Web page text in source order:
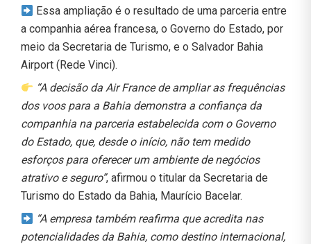
Essa ampliação é o resultado de uma parceria entre
a companhia aérea francesa, o Governo do Estado, por
meio da Secretaria de Turismo, e o Salvador Bahia
Airport (Rede Vinci).
“A decisão da Air France de ampliar as frequências
dos voos para a Bahia demonstra a confiança da
companhia na parceria estabelecida com o Governo
do Estado, que, desde o início, não tem medido
esforços para oferecer um ambiente de negócios
atrativo e seguro”, afirmou o titular da Secretaria de
Turismo do Estado da Bahia, Maurício Bacelar.
“A empresa também reafirma que acredita nas
potencialidades da Bahia, como destino internacional,